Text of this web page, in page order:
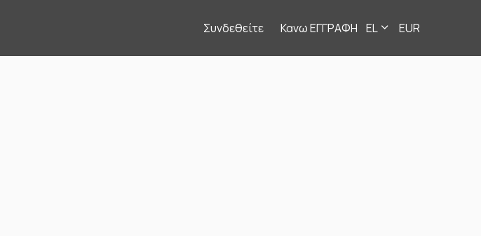
Συνδεθείτε Κανω ΕΓΓΡΑΦΗ EL EUR